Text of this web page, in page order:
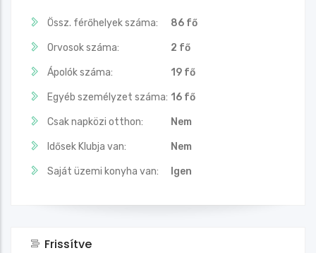
Össz. férőhelyek száma: 86 fő
Orvosok száma: 2 fő
Ápolók száma: 19 fő
Egyéb személyzet száma: 16 fő
Csak napközi otthon: Nem
Idősek Klubja van: Nem
Saját üzemi konyha van: Igen
Frissítve